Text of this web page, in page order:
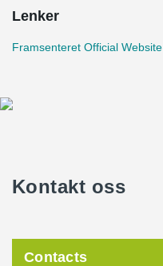
Lenker
Framsenteret Official Website
Kontakt oss
Contacts